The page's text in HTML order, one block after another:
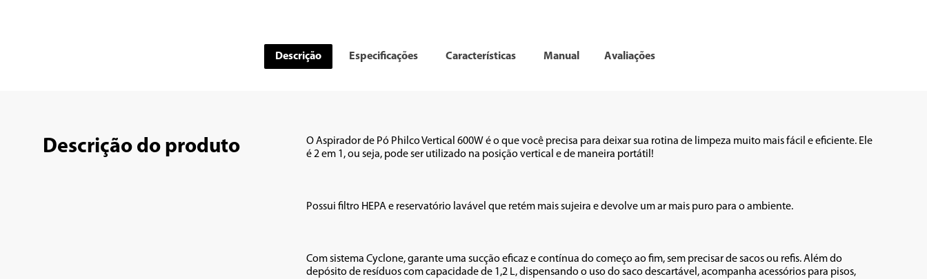
Descrição Especificações Características Manual Avaliações
Descrição do produto
O Aspirador de Pó Philco Vertical 600W é o que você precisa para deixar sua rotina de limpeza muito mais fácil e eficiente. Ele
é 2 em 1, ou seja, pode ser utilizado na posição vertical e de maneira portátil!
Possui filtro HEPA e reservatório lavável que retém mais sujeira e devolve um ar mais puro para o ambiente.
Com sistema Cyclone, garante uma sucção eficaz e contínua do começo ao fim, sem precisar de sacos ou refis. Além do
depósito de resíduos com capacidade de 1,2 L, dispensando o uso do saco descartável, acompanha acessórios para pisos,